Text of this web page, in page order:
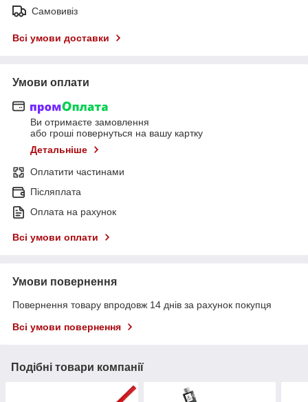
Самовивіз
Всі умови доставки
Умови оплати
Ви отримаєте замовлення
або гроші повернуться на вашу картку
Детальніше
Оплатити частинами
Післяплата
Оплата на рахунок
Всі умови оплати
Умови повернення
Повернення товару впродовж 14 днів за рахунок покупця
Всі умови повернення
Подібні товари компанії